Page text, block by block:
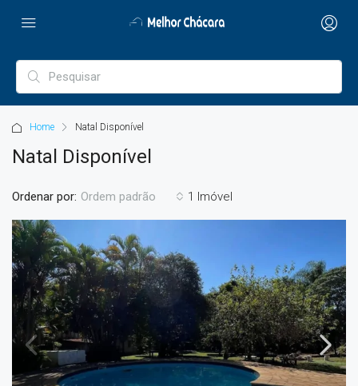
Home Natal Disponível
Natal Disponível
1 Imóvel
Ordenar por: Ordem padrão